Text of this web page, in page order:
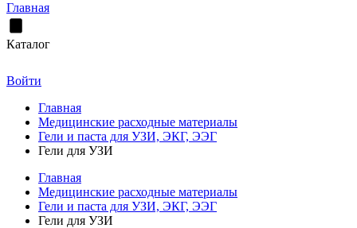
Главная
Каталог
Войти
Главная
Медицинские расходные материалы
Гели и паста для УЗИ, ЭКГ, ЭЭГ
Гели для УЗИ
Главная
Медицинские расходные материалы
Гели и паста для УЗИ, ЭКГ, ЭЭГ
Гели для УЗИ